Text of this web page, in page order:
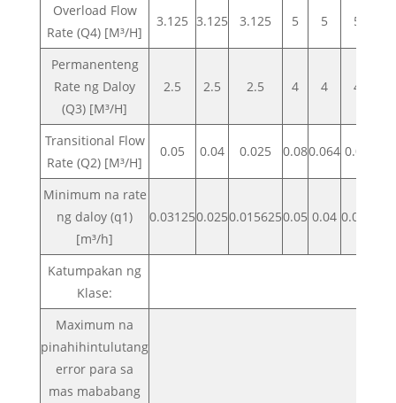
Overload Flow
Rate (Q4) [M³/H]
3.125 3.125 3.125 5 5 5
Permanenteng
Rate ng Daloy
(Q3) [M³/H]
2.5 2.5 2.5 4 4 4
Transitional Flow
Rate (Q2) [M³/H]
0.05 0.04 0.025 0.080.064 0.04
Minimum na rate
ng daloy (q1)
[m³/h]
0.031250.0250.0156250.05 0.04 0.025
Katumpakan ng
Klase:
Maximum na
pinahihintulutang
error para sa
mas mababang